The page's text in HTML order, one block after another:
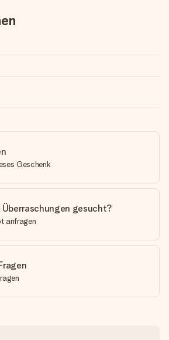
Geschenk
gesucht?
anfragen